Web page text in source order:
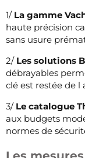
1/ La gamme
haute précision
sans usure
2/ Les solutions
débrayables
clé est restée de l
3/ Le catalogue
aux budgets
normes de